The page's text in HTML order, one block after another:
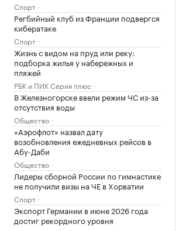
Спорт
Регбийный клуб из Франции подвергся
кибератаке
Спорт
Жизнь с видом на пруд или реку:
подборка жилья у набережных и
пляжей
РБК и ПИК Серия плюс
В Железногорске ввели режим ЧС из-за
отсутствия воды
Общество
«Аэрофлот» назвал дату
возобновления ежедневных рейсов в
Абу-Даби
Общество
Лидеры сборной России по гимнастике
не получили визы на ЧЕ в Хорватии
Спорт
Экспорт Германии в июне 2026 года
достиг рекордного уровня